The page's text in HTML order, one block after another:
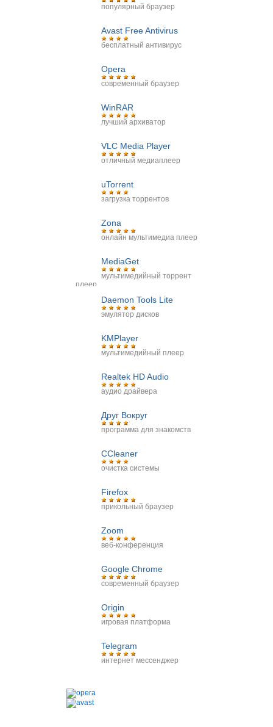
популярный браузер
Avast Free Antivirus
бесплатный антивирус
Opera
современный браузер
WinRAR
лучший архиватор
VLC Media Player
отличный медиаплеер
uTorrent
загрузка торрентов
Zona
онлайн мультимедиа плеер
MediaGet
мультимедийный торрент
плеер
Daemon Tools Lite
эмулятор дисков
KMPlayer
мультимедийный плеер
Realtek HD Audio
аудио драйвера
Друг Вокруг
программа для знакомств
CCleaner
очистка системы
Firefox
прикольный браузер
Zoom
веб-конференция
Google Chrome
современный браузер
Origin
игровая платформа
Telegram
интернет мессенджер